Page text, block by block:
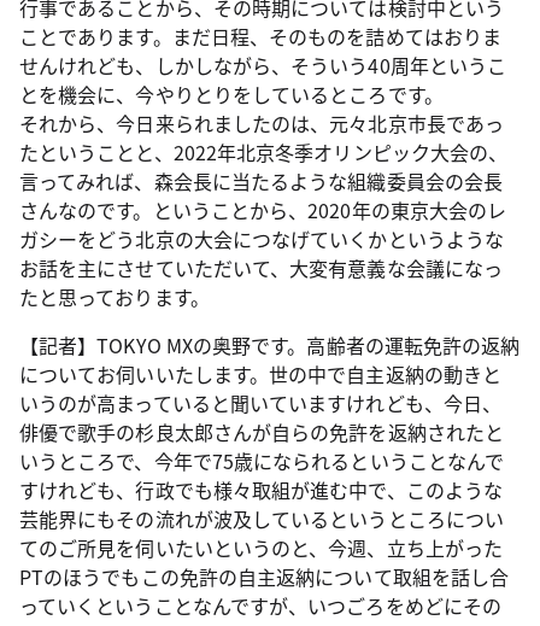
行事であることから、その時期については検討中という
ことであります。まだ日程、そのものを詰めてはおりま
せんけれども、しかしながら、そういう40周年というこ
とを機会に、今やりとりをしているところです。
それから、今日来られましたのは、元々北京市長であっ
たということと、2022年北京冬季オリンピック大会の、
言ってみれば、森会長に当たるような組織委員会の会長
さんなのです。ということから、2020年の東京大会のレ
ガシーをどう北京の大会につなげていくかというような
お話を主にさせていただいて、大変有意義な会議になっ
たと思っております。
【記者】TOKYO MXの奥野です。高齢者の運転免許の返納
についてお伺いいたします。世の中で自主返納の動きと
いうのが高まっていると聞いていますけれども、今日、
俳優で歌手の杉良太郎さんが自らの免許を返納されたと
いうところで、今年で75歳になられるということなんで
すけれども、行政でも様々取組が進む中で、このような
芸能界にもその流れが波及しているというところについ
てのご所見を伺いたいというのと、今週、立ち上がった
PTのほうでもこの免許の自主返納について取組を話し合
っていくということなんですが、いつごろをめどにその